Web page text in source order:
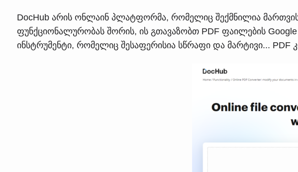
DocHub არის ონლაინ პლატფორმა, რომელიც შექმნილია
ფუნქციონალურობას შორის, ის გთავაზობთ PDF ფაილების
ინსტრუმენტი, რომელიც შესაფერისია სწრაფი და მარტივი... PDF